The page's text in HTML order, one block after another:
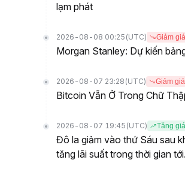
lạm phát
2026-08-08 00:25 (UTC) Giảm giá
Morgan Stanley: Dự kiến
2026-08-07 23:28 (UTC) Giảm giá
Bitcoin Vẫn Ở Trong Chữ
2026-08-07 19:45 (UTC) Tăng giá
Đô la giảm vào thứ Sáu sau
tăng lãi suất trong thời gian tới.